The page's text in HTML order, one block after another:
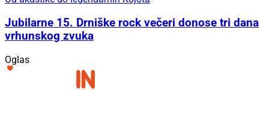
Jubilarne 15. Drniške rock večeri donose tri dana
vrhunskog zvuka
Oglas